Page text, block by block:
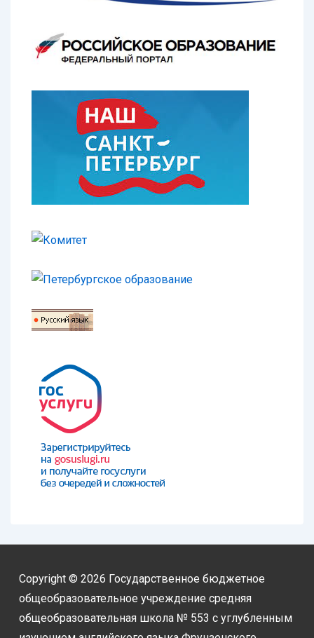
Copyright © 2026 Государственное бюджетное
общеобразовательное учреждение средняя
общеобразовательная школа № 553 с углубленным